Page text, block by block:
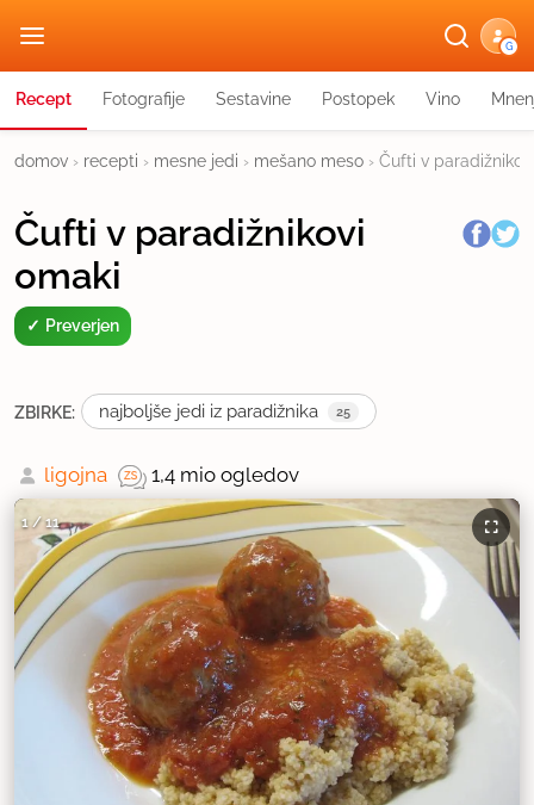
G
Recept Fotografije Sestavine Postopek Vino
domov › recepti › mesne jedi › mešano meso › Čufti v
Čufti v paradižnikovi
omaki
Preverjen
ZBIRKE: najboljše jedi iz paradižnika 25
ligojna 1,4 mio ogledov
1/ 11